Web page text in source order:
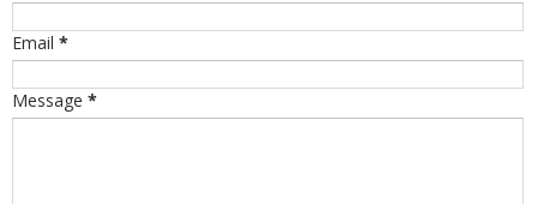
Email *
Message *